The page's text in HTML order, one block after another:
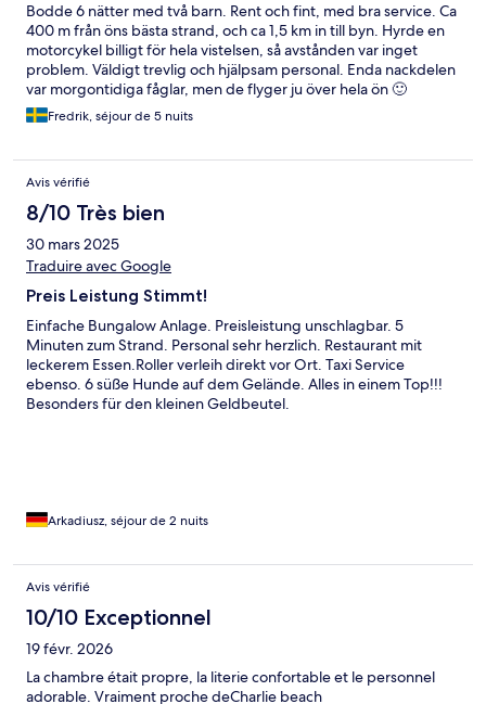
Bodde 6 nätter med två barn. Rent och fint, med bra service. Ca
400 m från öns bästa strand, och ca 1,5 km in till byn. Hyrde en
motorcykel billigt för hela vistelsen, så avstånden var inget
problem. Väldigt trevlig och hjälpsam personal. Enda nackdelen
var morgontidiga fåglar, men de flyger ju över hela ön 🙂
Fredrik, séjour de 5 nuits
Avis vérifié
8/10 Très bien
30 mars 2025
Traduire avec Google
Preis Leistung Stimmt!
Einfache Bungalow Anlage. Preisleistung unschlagbar. 5
Minuten zum Strand. Personal sehr herzlich. Restaurant mit
leckerem Essen.Roller verleih direkt vor Ort. Taxi Service
ebenso. 6 süße Hunde auf dem Gelände. Alles in einem Top!!!
Besonders für den kleinen Geldbeutel.
Arkadiusz, séjour de 2 nuits
Avis vérifié
10/10 Exceptionnel
19 févr. 2026
La chambre était propre, la literie confortable et le personnel
adorable. Vraiment proche deCharlie beach